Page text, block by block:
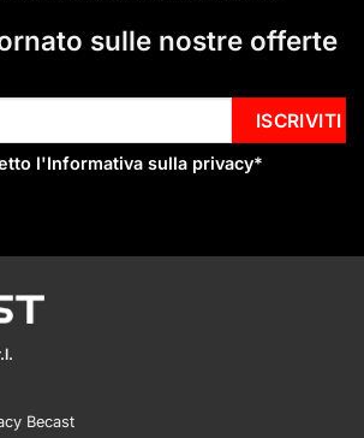
sulle nostre offerte
l'Informativa sulla privacy*
Becast